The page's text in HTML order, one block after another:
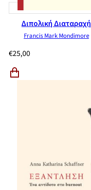
Διπολική Διαταραχή
Francis Mark Mondimore
€25,00